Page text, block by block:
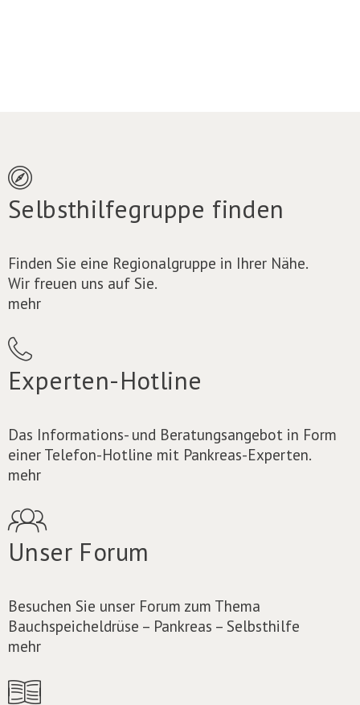
Selbsthilfegruppe finden
Finden Sie eine Regionalgruppe in Ihrer Nähe.
Wir freuen uns auf Sie.
mehr
Experten-Hotline
Das Informations- und Beratungsangebot in Form
einer Telefon-Hotline mit Pankreas-Experten.
mehr
Unser Forum
Besuchen Sie unser Forum zum Thema
Bauchspeicheldrüse – Pankreas – Selbsthilfe
mehr